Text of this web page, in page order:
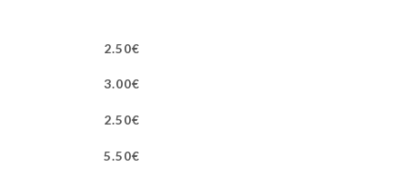
2.50€
3.00€
2.50€
5.50€